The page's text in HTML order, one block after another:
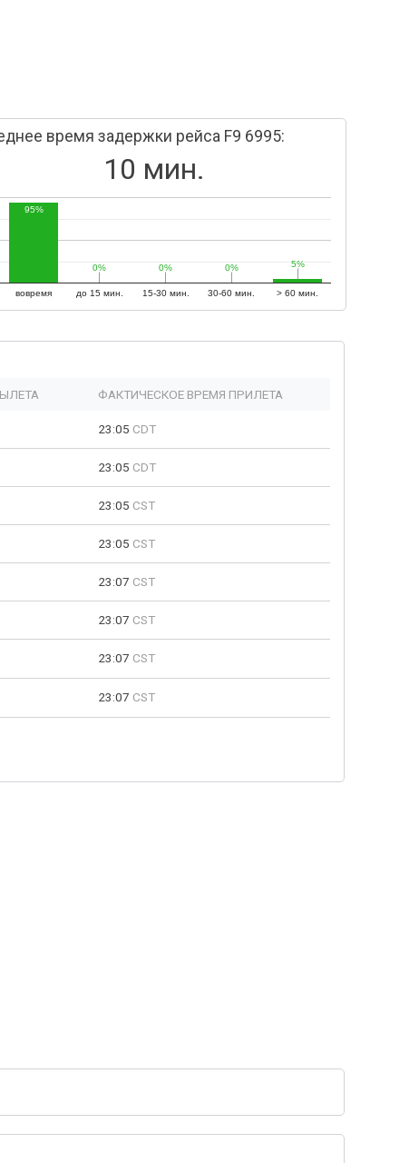
время задержки рейса F9 6995:
10 мин.
вовремя до 15 мин. 15-30 мин. 30-60 мин. > 60 мин.
95%
0%
0% 0%
0% 0%
0% 5%
5%
ФАКТИЧЕСКОЕ ВРЕМЯ ПРИЛЕТА
23:05 CDT
23:05 CDT
23:05 CST
23:05 CST
23:07 CST
23:07 CST
23:07 CST
23:07 CST